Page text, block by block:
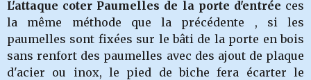
L'attaque coter Paumelles de la porte d'entrée ces
la même méthode que la précédente , si les
paumelles sont fixées sur le bâti de la porte en bois
sans renfort des paumelles avec des ajout de plaque
d'acier ou inox, le pied de biche fera écarter le